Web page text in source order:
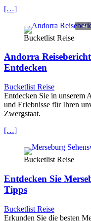
[…]
Bucketlist Reise
Andorra
Entdecken
Bucketlist Reise
Entdecken Sie in unserem
und Erlebnisse für Ihren
Zwergstaat.
[…]
Bucketlist Reise
Entdecken Sie
Tipps
Bucketlist Reise
Erkunden Sie die besten